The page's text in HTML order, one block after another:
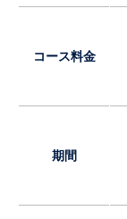
コース料金
期間